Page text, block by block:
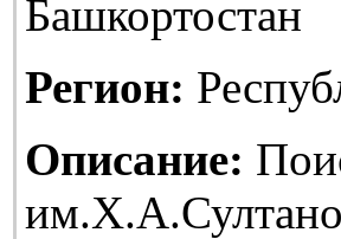
Башкортостан
Регион:
Описание: